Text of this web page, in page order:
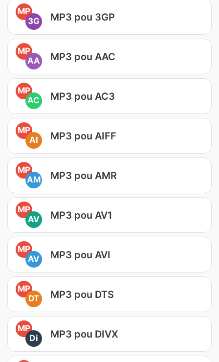
MP
3G
MP3 pou 3GP
MP
AA
MP3 pou AAC
MP
AC
MP3 pou AC3
MP
AI
MP3 pou AIFF
MP
AM
MP3 pou AMR
MP
AV
MP3 pou AV1
MP
AV
MP3 pou AVI
MP
DT
MP3 pou DTS
MP
Di
MP3 pou DIVX